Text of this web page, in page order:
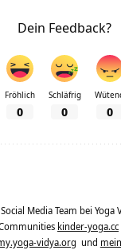
Dein Feedback?
Fröhlich
0
Schläfrig
0 0
Media Team bei Yoga
kinder-yoga.cc
vidya.org und